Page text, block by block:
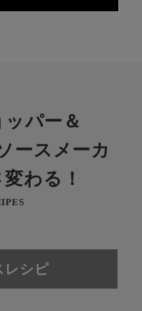
パー＆
ースメーカ
わる！
レシピ